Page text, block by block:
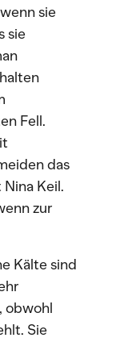
sie
sie
Fell.
das
Keil.
zur
Kälte sind
obwohl
Sie